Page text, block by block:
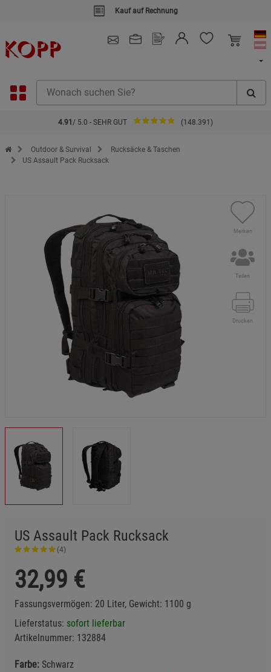
Kauf auf Rechnung
4.91 / 5.0 - SEHR GUT (148.391)
Zur Startseite des Kopp Verlag Online-Shop
Outdoor & Survival
Rucksäcke & Taschen
US Assault Pack Rucksack
Merken
Teilen
Drucken
US Assault Pack Rucksack
(4)
32,99 €
Fassungsvermögen: 20 Liter, Gewicht: 1100 g
Lieferstatus: sofort lieferbar
Artikelnummer: 132884
Farbe: Schwarz